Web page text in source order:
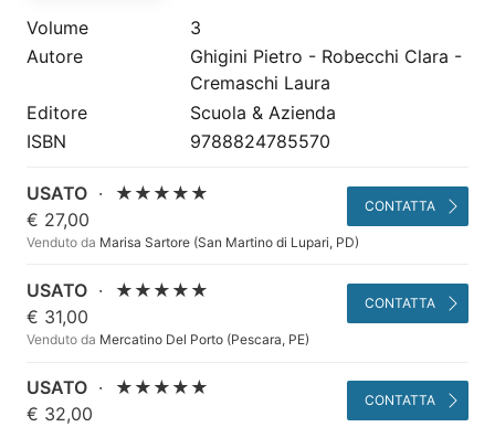
Volume
3
Autore
Ghigini Pietro - Robecchi Clara -
Cremaschi Laura
Editore
Scuola & Azienda
ISBN
9788824785570
USATO ·
★★★★★
€ 27,00
Venduto da Marisa Sartore (San Martino di Lupari, PD)
CONTATTA
USATO ·
★★★★★
€ 31,00
Venduto da Mercatino Del Porto (Pescara, PE)
CONTATTA
USATO ·
★★★★★
€ 32,00
CONTATTA